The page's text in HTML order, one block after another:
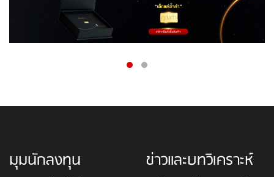
มุมนักลงทุน ข่าวและบทวิเคราะห์